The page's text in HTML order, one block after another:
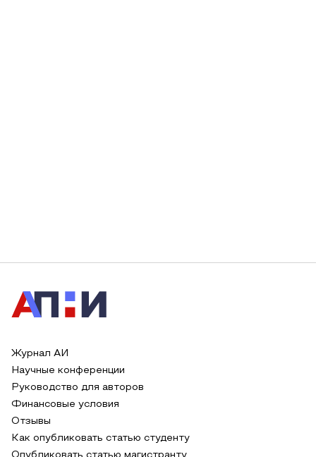
Журнал АИ
Научные конференции
Руководство для авторов
Финансовые условия
Отзывы
Как опубликовать статью студенту
Опубликовать статью магистранту